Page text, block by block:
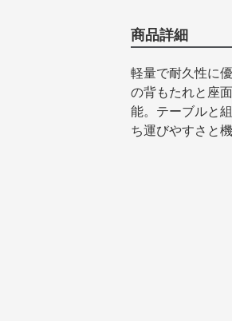
商品詳細
軽量で耐久性に
の背もたれと座
能。テーブルと
ち運びやすさと